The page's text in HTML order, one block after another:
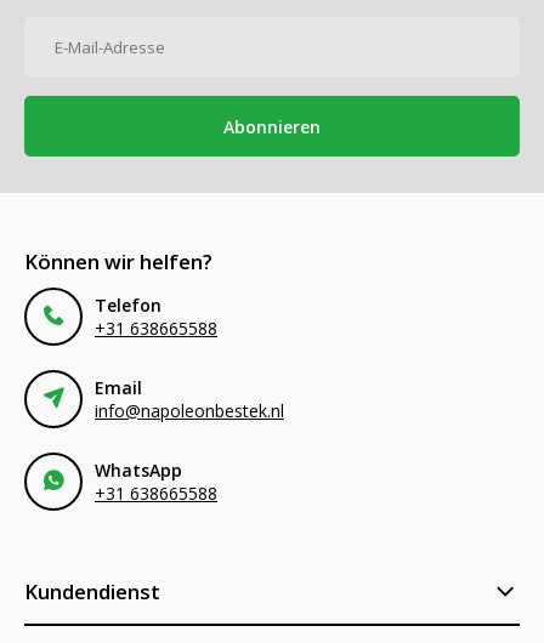
Abonnieren
Können wir helfen?
Telefon
+31 638665588
Email
info@napoleonbestek.nl
WhatsApp
+31 638665588
Kundendienst